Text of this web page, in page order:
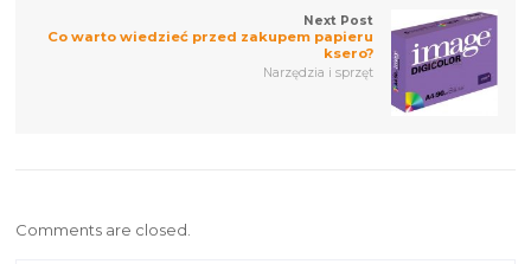
Next Post
Co warto wiedzieć przed zakupem papieru
ksero?
Narzędzia i sprzęt
Comments are closed.